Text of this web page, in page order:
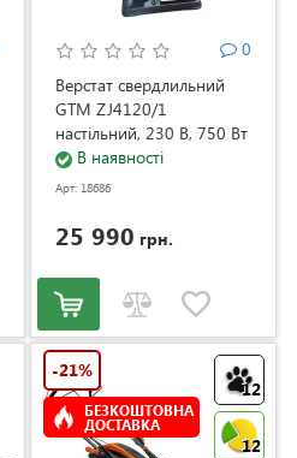
0
Верстат свердлильний
GTM ZJ4120/1
настільний, 230 В, 750 Вт
(ZJ4120/1)
В наявності
Арт: 18686
25 990 грн.
12
12
-21%
БЕЗКОШТОВНА
ДОСТАВКА